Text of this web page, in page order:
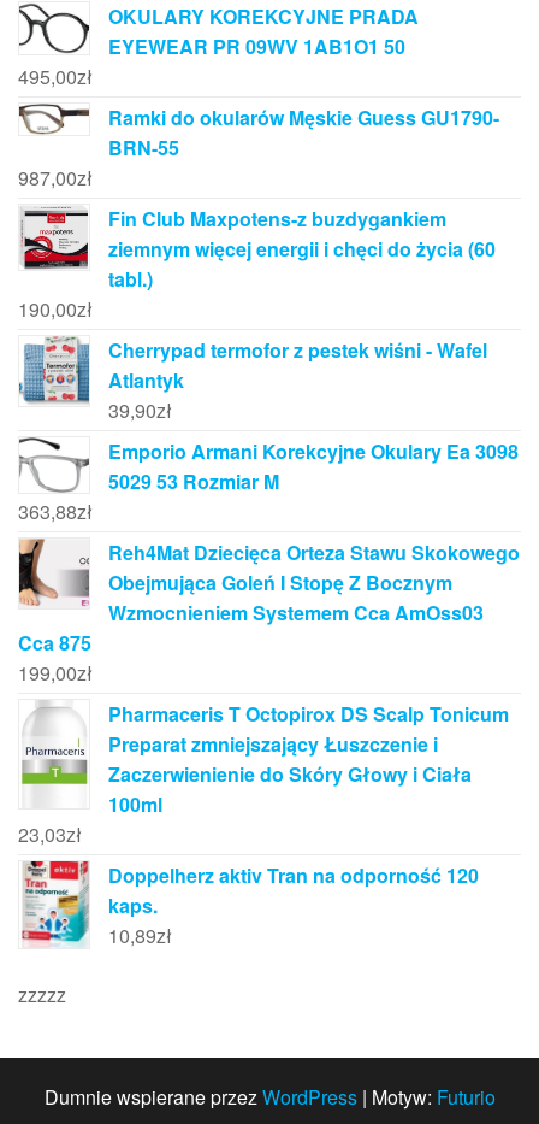
OKULARY KOREKCYJNE PRADA
EYEWEAR PR 09WV 1AB1O1 50
495,00zł
Ramki do okularów Męskie Guess GU1790-
BRN-55
987,00zł
Fin Club Maxpotens-z buzdygankiem
ziemnym więcej energii i chęci do życia (60
tabl.)
190,00zł
Cherrypad termofor z pestek wiśni - Wafel
Atlantyk
39,90zł
Emporio Armani Korekcyjne Okulary Ea 3098
5029 53 Rozmiar M
363,88zł
Reh4Mat Dziecięca Orteza Stawu Skokowego
Obejmująca Goleń I Stopę Z Bocznym
Wzmocnieniem Systemem Cca AmOss03
Cca 875
199,00zł
Pharmaceris T Octopirox DS Scalp Tonicum
Preparat zmniejszający Łuszczenie i
Zaczerwienienie do Skóry Głowy i Ciała
100ml
23,03zł
Doppelherz aktiv Tran na odporność 120
kaps.
10,89zł
zzzzz
Dumnie wspierane przezWordPress | Motyw: Futurio